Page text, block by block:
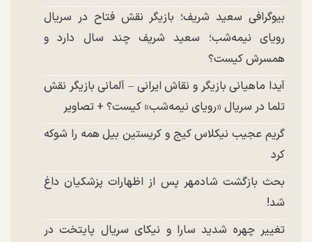
بیوگرافی سعید شریف؛ بازیگر نقش فتاح در سریال
رویای نیمه‌شب؛ سعید شریف چند سال دارد و
همسرش کیست؟
آیدا ماهیانی بازیگر و نقاش ایرانی – آلمانی بازیگر نقش
تلما در سریال «رویای نیمه‌شب» کیست؟ + تصاویر
گریم عجیب نیکلاس کیج و کریستین بیل همه را شوکه
کرد
بحث بازگشت شادمهر پس از اظهارات پزشکیان داغ
شد!
تغییر چهره شدید سارا و نیکای سریال پایتخت در